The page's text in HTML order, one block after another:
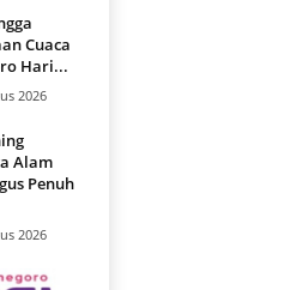
Cuaca
Hari...
2026
Alam
Penuh
2026